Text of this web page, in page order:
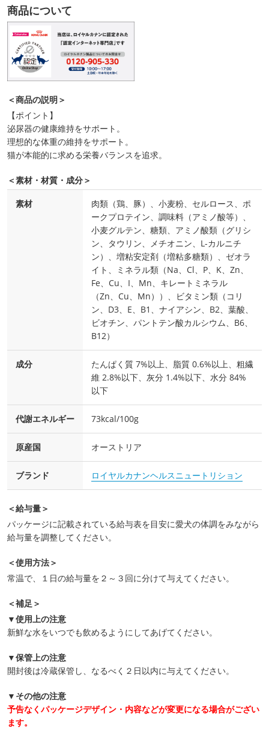
商品について
＜商品の説明＞
【ポイント】
泌尿器の健康維持をサポート。
理想的な体重の維持をサポート。
猫が本能的に求める栄養バランスを追求。
＜素材・材質・成分＞
素材
肉類（鶏、豚）、小麦粉、セルロース、ポ
ークプロテイン、調味料（アミノ酸等）、
小麦グルテン、糖類、アミノ酸類（グリシ
ン、タウリン、メチオニン、L-カルニチ
ン）、増粘安定剤（増粘多糖類）、ゼオラ
イト、ミネラル類（Na、Cl、P、K、Zn、
Fe、Cu、I、Mn、キレートミネラル
（Zn、Cu、Mn））、ビタミン類（コリ
ン、D3、E、B1、ナイアシン、B2、葉酸、
ビオチン、パントテン酸カルシウム、B6、
B12）
成分
たんぱく質 7%以上、脂質 0.6%以上、粗繊
維 2.8%以下、灰分 1.4%以下、水分 84%
以下
代謝エネルギー 73kcal/100g
原産国 オーストリア
ブランド ロイヤルカナンヘルスニュートリション
＜給与量＞
パッケージに記載されている給与表を目安に愛犬の体調をみながら
給与量を調整してください。
＜使用方法＞
常温で、１日の給与量を２～３回に分けて与えてください。
＜補足＞
▼使用上の注意
新鮮な水をいつでも飲めるようにしてあげてください。
▼保管上の注意
開封後は冷蔵保管し、なるべく２日以内に与えてください。
▼その他の注意
予告なくパッケージデザイン・内容などが変更になる場合がござい
ます。